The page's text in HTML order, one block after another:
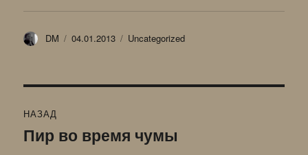
Автор
DM Опубликовано
04.01.2013 Рубрики
Uncategorized
по
НАЗАД
Предыдущая
Пир во время чумы